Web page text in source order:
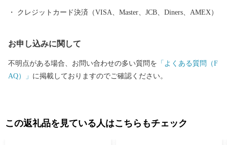
クレジットカード決済（VISA、Master、JCB、Diners、AMEX）
お申し込みに関して
不明点がある場合、お問い合わせの多い質問を 「よくある質問（F
AQ）」 に掲載しておりますのでご確認ください。
この返礼品を見ている人はこちらもチェック